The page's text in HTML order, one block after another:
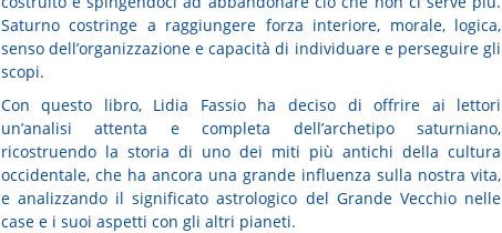
Saturno costringe a raggiungere forza interiore, morale, logica,
senso dell’organizzazione e capacità di individuare e perseguire gli
scopi.
Con questo libro, Lidia Fassio ha deciso di offrire ai lettori
un’analisi attenta e completa dell’archetipo saturniano,
ricostruendo la storia di uno dei miti più antichi della cultura
occidentale, che ha ancora una grande influenza sulla nostra vita,
e analizzando il significato astrologico del Grande Vecchio nelle
case e i suoi aspetti con gli altri pianeti.